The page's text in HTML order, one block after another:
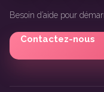
Besoin d’aide pour
Contactez-nous